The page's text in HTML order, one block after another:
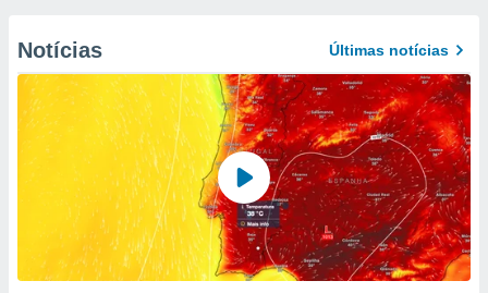
Notícias Últimas notícias